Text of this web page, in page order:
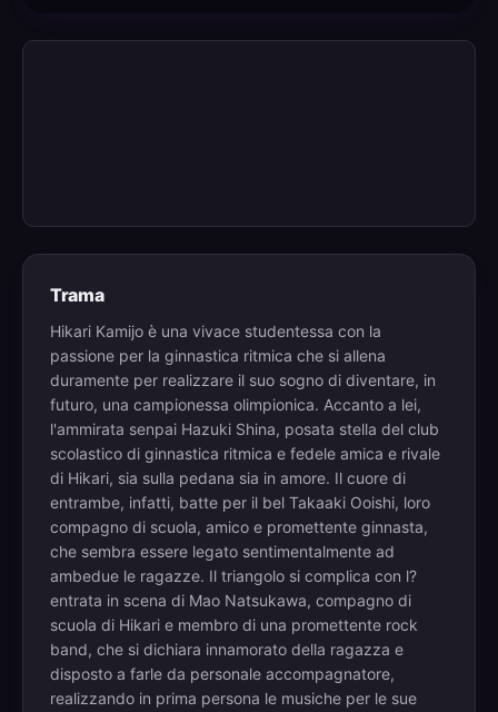
Trama
Hikari Kamijo è una vivace studentessa con la
passione per la ginnastica ritmica che si allena
duramente per realizzare il suo sogno di diventare, in
futuro, una campionessa olimpionica. Accanto a lei,
l'ammirata senpai Hazuki Shina, posata stella del club
scolastico di ginnastica ritmica e fedele amica e rivale
di Hikari, sia sulla pedana sia in amore. Il cuore di
entrambe, infatti, batte per il bel Takaaki Ooishi, loro
compagno di scuola, amico e promettente ginnasta,
che sembra essere legato sentimentalmente ad
ambedue le ragazze. Il triangolo si complica con l?
entrata in scena di Mao Natsukawa, compagno di
scuola di Hikari e membro di una promettente rock
band, che si dichiara innamorato della ragazza e
disposto a farle da personale accompagnatore,
realizzando in prima persona le musiche per le sue